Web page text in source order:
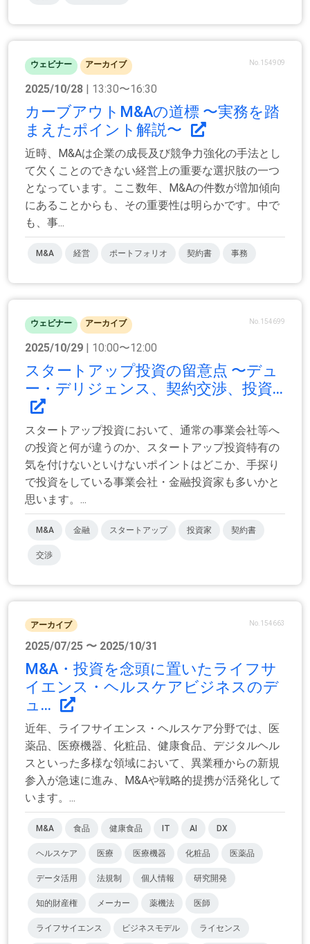
ウェビナー アーカイブ No.154909
2025/10/28 | 13:30〜16:30
カーブアウトM&Aの道標 〜実務を踏
まえたポイント解説〜
近時、M&Aは企業の成長及び競争力強化の手法とし
て欠くことのできない経営上の重要な選択肢の一つ
となっています。ここ数年、M&Aの件数が増加傾向
にあることからも、その重要性は明らかです。中で
も、事...
M&A 経営 ポートフォリオ 契約書 事務
ウェビナー アーカイブ No.154699
2025/10/29 | 10:00〜12:00
スタートアップ投資の留意点 〜デュ
ー・デリジェンス、契約交渉、投資...
スタートアップ投資において、通常の事業会社等へ
の投資と何が違うのか、スタートアップ投資特有の
気を付けないといけないポイントはどこか、手探り
で投資をしている事業会社・金融投資家も多いかと
思います。...
M&A 金融 スタートアップ 投資家 契約書
交渉
アーカイブ No.154663
2025/07/25 〜 2025/10/31
M&A・投資を念頭に置いたライフサ
イエンス・ヘルスケアビジネスのデ
ュ...
近年、ライフサイエンス・ヘルスケア分野では、医
薬品、医療機器、化粧品、健康食品、デジタルヘル
スといった多様な領域において、異業種からの新規
参入が急速に進み、M&Aや戦略的提携が活発化して
います。...
M&A 食品 健康食品 IT AI DX
ヘルスケア 医療 医療機器 化粧品 医薬品
データ活用 法規制 個人情報 研究開発
知的財産権 メーカー 薬機法 医師
ライフサイエンス ビジネスモデル ライセンス